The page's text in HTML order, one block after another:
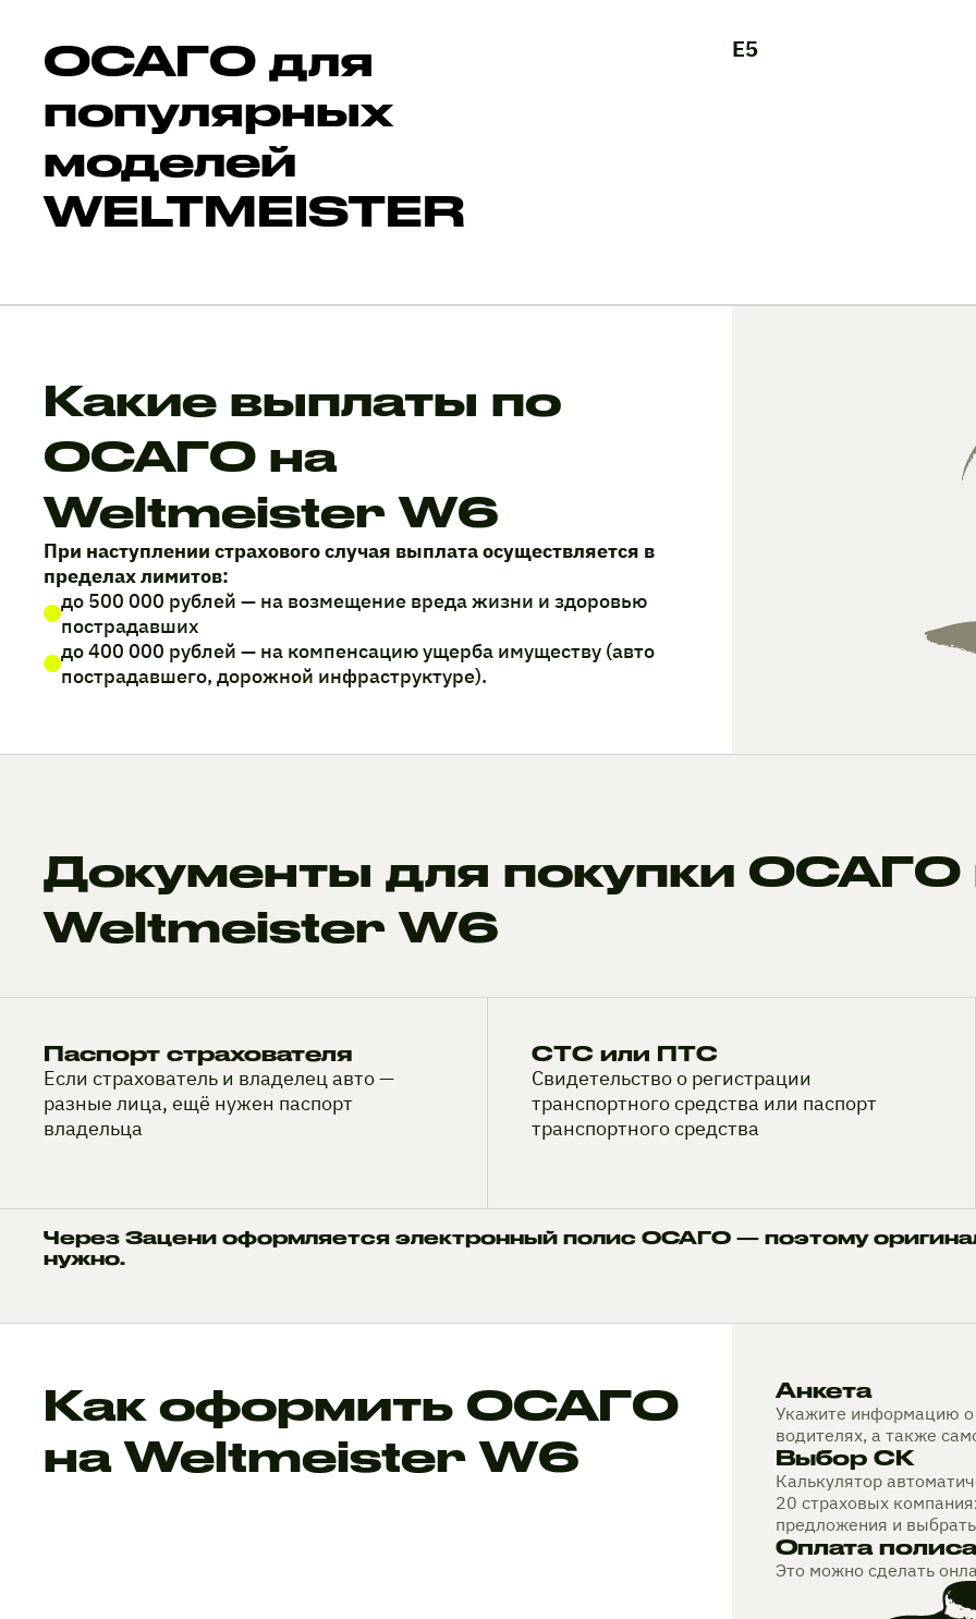
ОСАГО для
популярных
моделей
WELTMEISTER
E5
Какие выплаты по
ОСАГО на
Weltmeister W6
При наступлении страхового случая выплата осуществляется в
пределах лимитов:
до 500 000 рублей — на возмещение вреда жизни и здоровью
пострадавших
до 400 000 рублей — на компенсацию ущерба имуществу (авто
пострадавшего, дорожной инфраструктуре).
Документы для покупки ОСАГО
Weltmeister W6
Паспорт страхователя
Если страхователь и владелец авто —
разные лица, ещё нужен паспорт
владельца
СТС или ПТС
Свидетельство о регистрации
транспортного средства или паспорт
транспортного средства
Через Зацени оформляется электронный полис ОСАГО — поэтому
нужно.
Как оформить ОСАГО
на Weltmeister W6
Анкета
Укажите информацию
водителях, а также
Выбор СК
Калькулятор
20 страховых
предложения и
Оплата полиса
Это можно сделать